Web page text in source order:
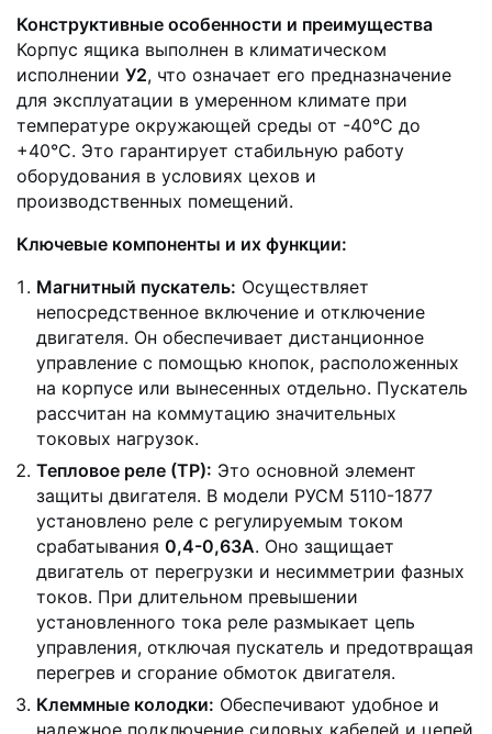
Конструктивные особенности и преимущества
Корпус ящика выполнен в климатическом
исполнении У2, что означает его предназначение
для эксплуатации в умеренном климате при
температуре окружающей среды от -40°С до
+40°С. Это гарантирует стабильную работу
оборудования в условиях цехов и
производственных помещений.
Ключевые компоненты и их функции:
Магнитный пускатель: Осуществляет
непосредственное включение и отключение
двигателя. Он обеспечивает дистанционное
управление с помощью кнопок, расположенных
на корпусе или вынесенных отдельно. Пускатель
рассчитан на коммутацию значительных
токовых нагрузок.
Тепловое реле (ТР): Это основной элемент
защиты двигателя. В модели РУСМ 5110-1877
установлено реле с регулируемым током
срабатывания 0,4-0,63А. Оно защищает
двигатель от перегрузки и несимметрии фазных
токов. При длительном превышении
установленного тока реле размыкает цепь
управления, отключая пускатель и предотвращая
перегрев и сгорание обмоток двигателя.
Клеммные колодки: Обеспечивают удобное и